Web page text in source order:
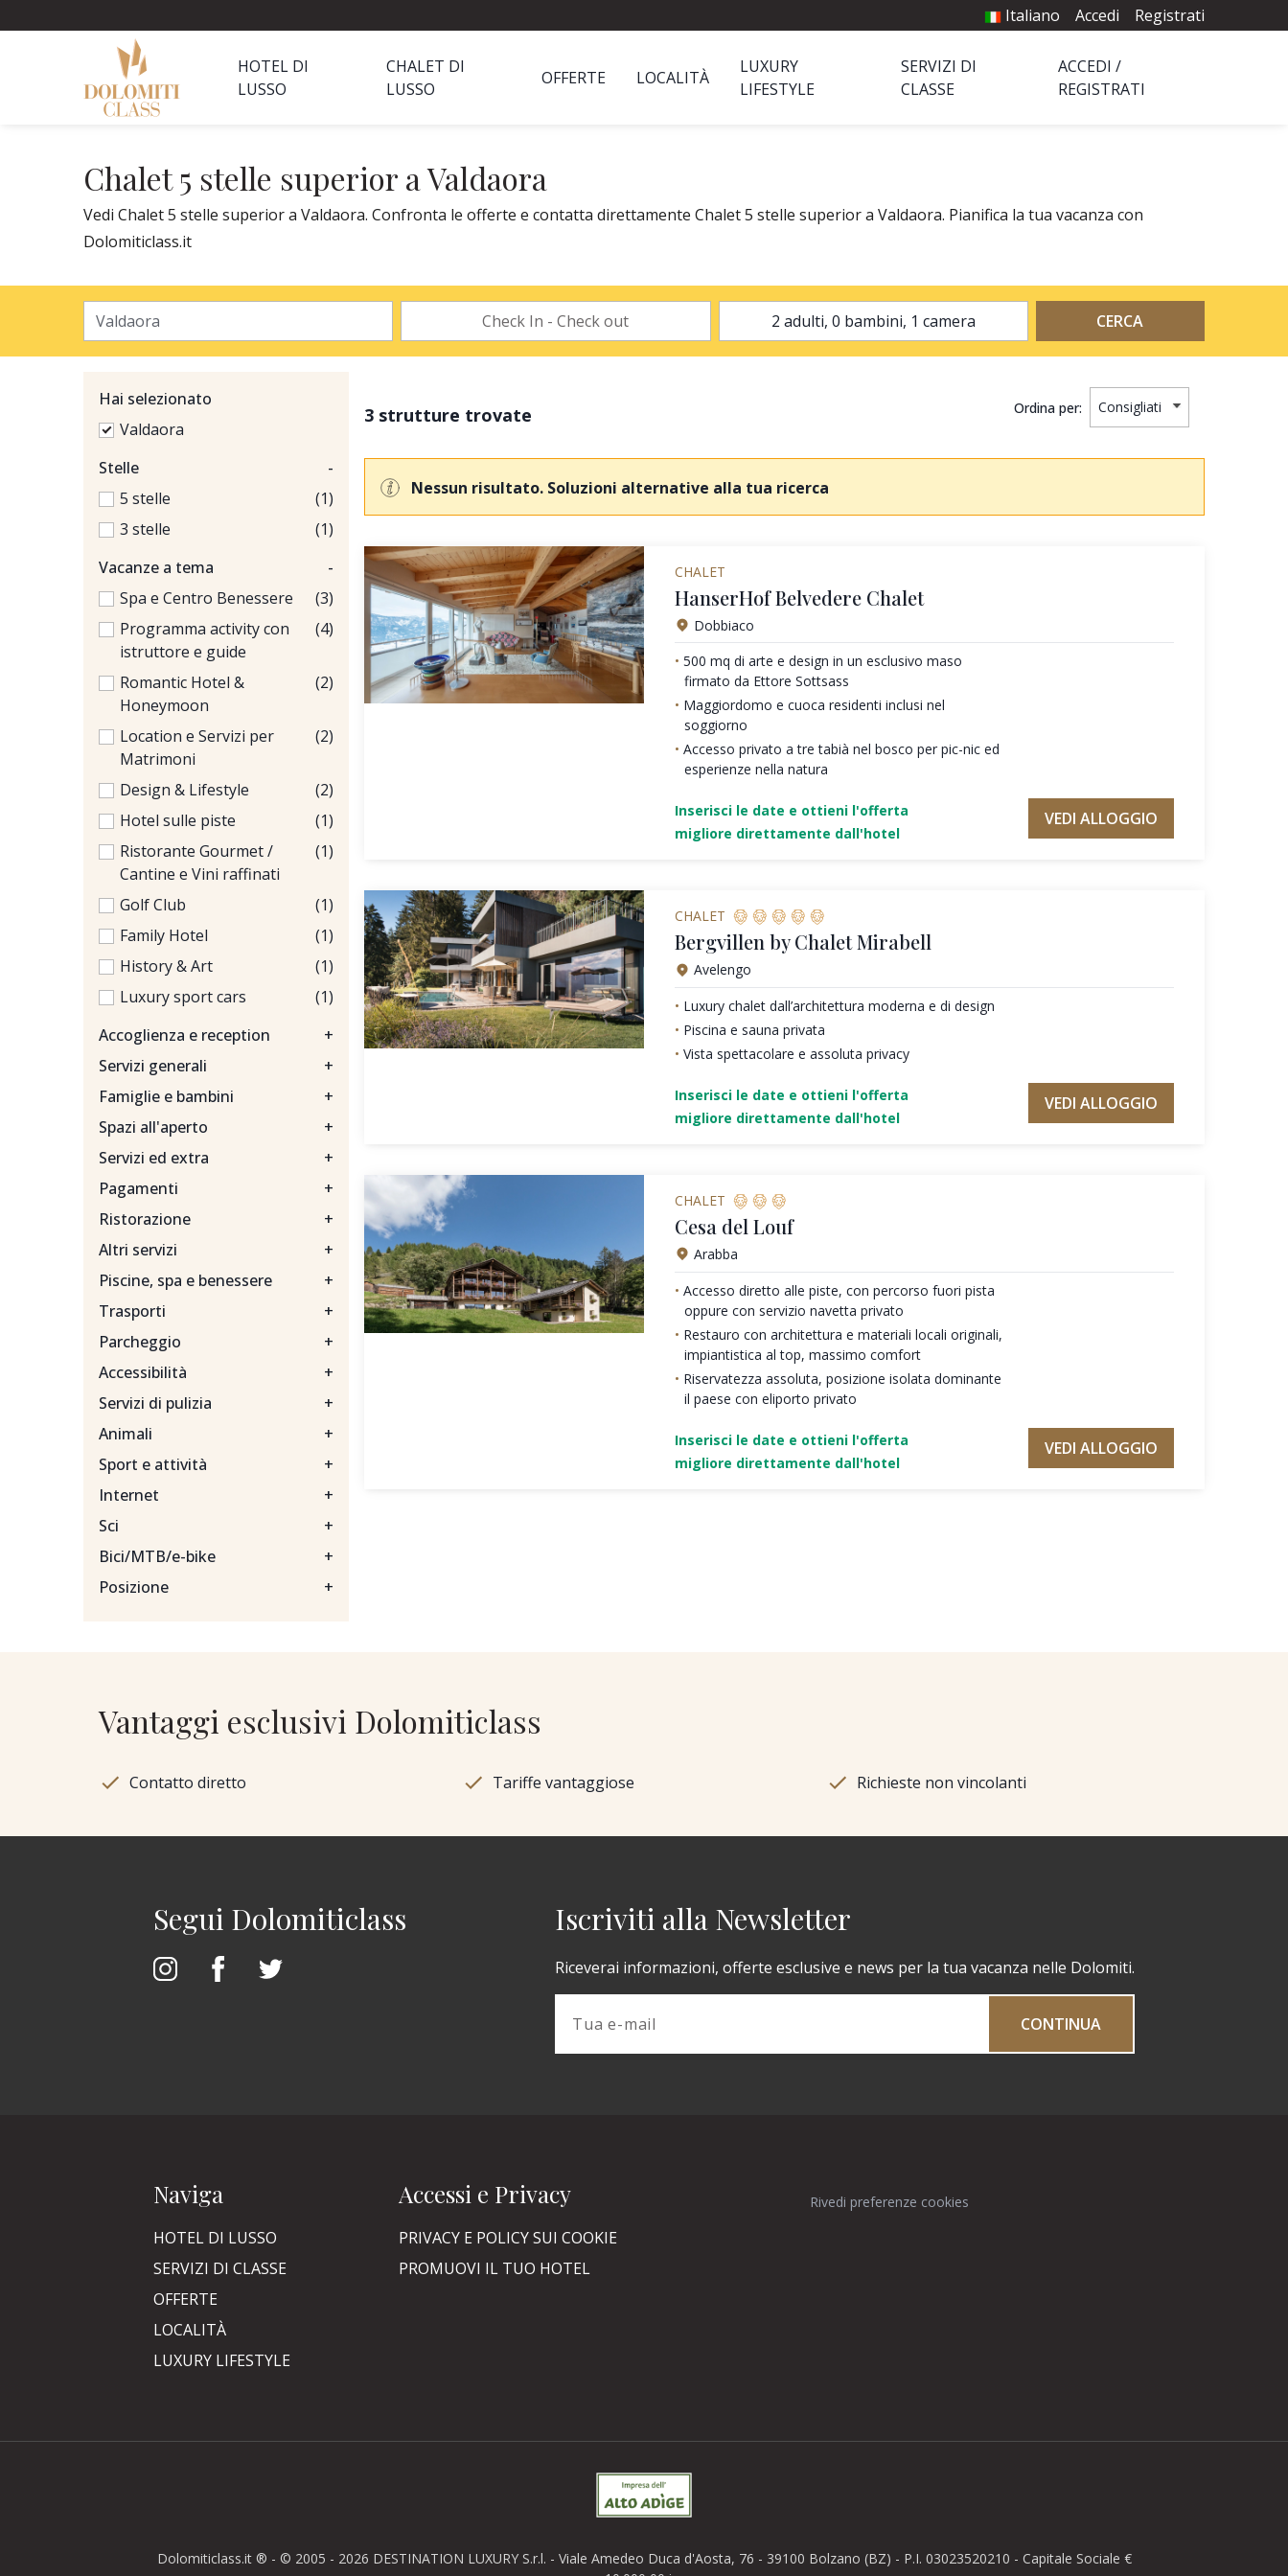
Italiano Accedi Registrati
HOTEL DI
LUSSO
CHALET DI
LUSSO
OFFERTE LOCALITÀ
LUXURY
LIFESTYLE
SERVIZI DI
CLASSE
ACCEDI /
REGISTRATI
Chalet 5 stelle superior a Valdaora
Vedi Chalet 5 stelle superior a Valdaora. Confronta le offerte e contatta direttamente Chalet 5 stelle superior a Valdaora. Pianifica la tua vacanza con
Dolomiticlass.it
2 adulti, 0 bambini, 1 camera CERCA
Hai selezionato
Valdaora
Stelle
-
5 stelle
(1)
3 stelle
(1)
Vacanze a tema
-
Spa e Centro Benessere
(3)
Programma activity con
istruttore e guide
(4)
Romantic Hotel &
Honeymoon
(2)
Location e Servizi per
Matrimoni
(2)
Design & Lifestyle
(2)
Hotel sulle piste
(1)
Ristorante Gourmet /
Cantine e Vini raffinati
(1)
Golf Club
(1)
Family Hotel
(1)
History & Art
(1)
Luxury sport cars
(1)
Accoglienza e reception
+
Servizi generali
+
Famiglie e bambini
+
Spazi all'aperto
+
Servizi ed extra
+
Pagamenti
+
Ristorazione
+
Altri servizi
+
Piscine, spa e benessere
+
Trasporti
+
Parcheggio
+
Accessibilità
+
Servizi di pulizia
+
Animali
+
Sport e attività
+
Internet
+
Sci
+
Bici/MTB/e-bike
+
Posizione
+
3 strutture trovate Ordina per:
Nessun risultato. Soluzioni alternative alla tua ricerca
CHALET
HanserHof Belvedere Chalet
Dobbiaco
500 mq di arte e design in un esclusivo maso
firmato da Ettore Sottsass
Maggiordomo e cuoca residenti inclusi nel
soggiorno
Accesso privato a tre tabià nel bosco per pic-nic ed
esperienze nella natura
Inserisci le date e ottieni l'offerta
migliore direttamente dall'hotel
VEDI ALLOGGIO
CHALET
Bergvillen by Chalet Mirabell
Avelengo
Luxury chalet dall’architettura moderna e di design
Piscina e sauna privata
Vista spettacolare e assoluta privacy
Inserisci le date e ottieni l'offerta
migliore direttamente dall'hotel
VEDI ALLOGGIO
CHALET
Cesa del Louf
Arabba
Accesso diretto alle piste, con percorso fuori pista
oppure con servizio navetta privato
Restauro con architettura e materiali locali originali,
impiantistica al top, massimo comfort
Riservatezza assoluta, posizione isolata dominante
il paese con eliporto privato
Inserisci le date e ottieni l'offerta
migliore direttamente dall'hotel
VEDI ALLOGGIO
Vantaggi esclusivi Dolomiticlass
Contatto diretto Tariffe vantaggiose Richieste non vincolanti
Segui Dolomiticlass Iscriviti alla Newsletter
Riceverai informazioni, offerte esclusive e news per la tua vacanza nelle Dolomiti.
CONTINUA
Naviga
HOTEL DI LUSSO
SERVIZI DI CLASSE
OFFERTE
LOCALITÀ
LUXURY LIFESTYLE
Accessi e Privacy
PRIVACY E POLICY SUI COOKIE
PROMUOVI IL TUO HOTEL
Rivedi preferenze cookies
Dolomiticlass.it ® - © 2005 - 2026 DESTINATION LUXURY S.r.l. - Viale Amedeo Duca d'Aosta, 76 - 39100 Bolzano (BZ) - P.I. 03023520210 - Capitale Sociale €